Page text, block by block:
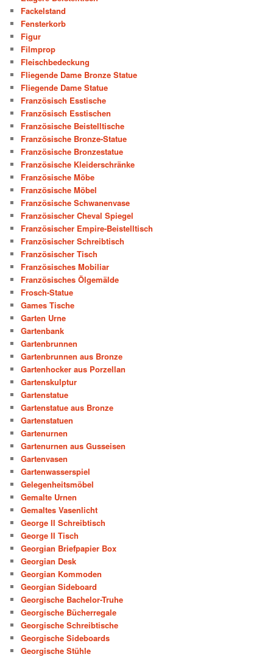
Fackelstand
Fensterkorb
Figur
Filmprop
Fleischbedeckung
Fliegende Dame Bronze Statue
Fliegende Dame Statue
Französisch Esstische
Französisch Esstischen
Französische Beistelltische
Französische Bronze-Statue
Französische Bronzestatue
Französische Kleiderschränke
Französische Möbe
Französische Möbel
Französische Schwanenvase
Französischer Cheval Spiegel
Französischer Empire-Beistelltisch
Französischer Schreibtisch
Französischer Tisch
Französisches Mobiliar
Französisches Ölgemälde
Frosch-Statue
Games Tische
Garten Urne
Gartenbank
Gartenbrunnen
Gartenbrunnen aus Bronze
Gartenhocker aus Porzellan
Gartenskulptur
Gartenstatue
Gartenstatue aus Bronze
Gartenstatuen
Gartenurnen
Gartenurnen aus Gusseisen
Gartenvasen
Gartenwasserspiel
Gelegenheitsmöbel
Gemalte Urnen
Gemaltes Vasenlicht
George II Schreibtisch
George II Tisch
Georgian Briefpapier Box
Georgian Desk
Georgian Kommoden
Georgian Sideboard
Georgische Bachelor-Truhe
Georgische Bücherregale
Georgische Schreibtische
Georgische Sideboards
Georgische Stühle